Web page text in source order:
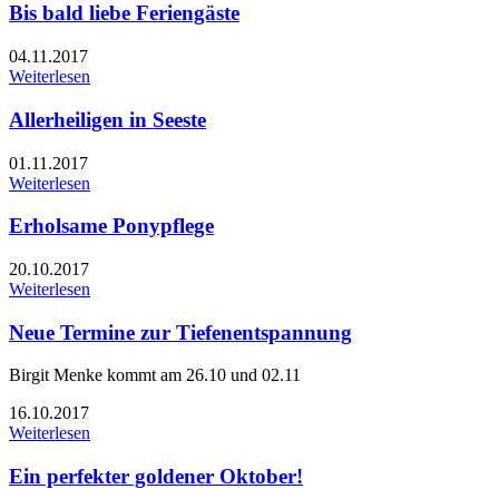
Bis bald liebe Feriengäste
04.11.2017
Weiterlesen
Allerheiligen in Seeste
01.11.2017
Weiterlesen
Erholsame Ponypflege
20.10.2017
Weiterlesen
Neue Termine zur Tiefenentspannung
Birgit Menke kommt am 26.10 und 02.11
16.10.2017
Weiterlesen
Ein perfekter goldener Oktober!